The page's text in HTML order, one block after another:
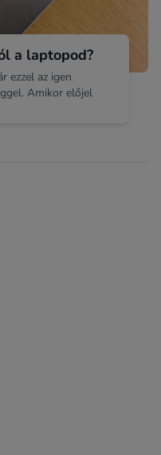
a laptopod?
ezzel az igen
Amikor előjel